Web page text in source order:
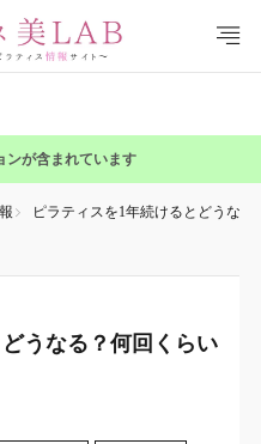
ンが含まれています
ピラティスを1年続けるとどうな
うなる？何回くらい